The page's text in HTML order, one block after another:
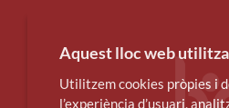
Aquest lloc web
Utilitzem cookies pròpies i
l’experiència d’usuari,